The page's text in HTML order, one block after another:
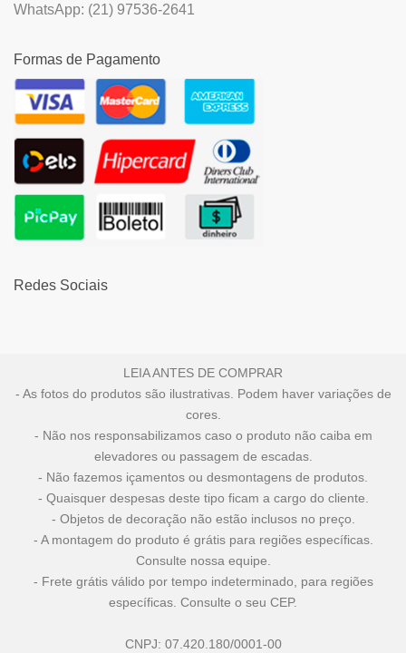
WhatsApp: (21) 97536-2641
Formas de Pagamento
Redes Sociais
LEIA ANTES DE COMPRAR
- As fotos do produtos são ilustrativas. Podem haver variações de
cores.
- Não nos responsabilizamos caso o produto não caiba em
elevadores ou passagem de escadas.
- Não fazemos içamentos ou desmontagens de produtos.
- Quaisquer despesas deste tipo ficam a cargo do cliente.
- Objetos de decoração não estão inclusos no preço.
- A montagem do produto é grátis para regiões específicas.
Consulte nossa equipe.
- Frete grátis válido por tempo indeterminado, para regiões
específicas. Consulte o seu CEP.
CNPJ: 07.420.180/0001-00